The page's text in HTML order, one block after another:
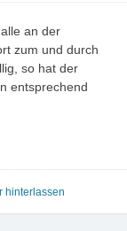
an der
zum und durch
so hat der
entsprechend
hinterlassen